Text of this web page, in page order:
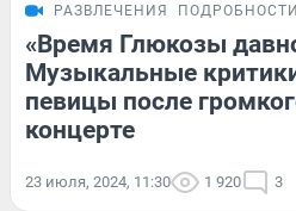
РАЗВЛЕЧЕНИЯ ПОДРОБНОСТИ
«Время Глюкозы
Музыкальные
певицы после
концерте
23 июля, 2024, 11:30 1 920 3